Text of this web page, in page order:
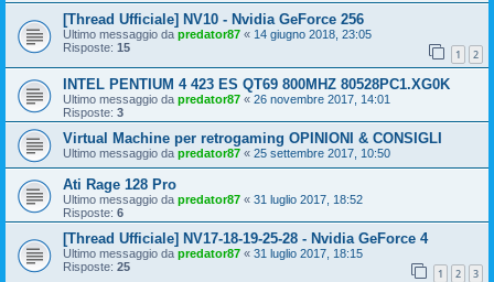
[Thread Ufficiale] NV10 - Nvidia GeForce 256
Ultimo messaggio da predator87 « 14 giugno 2018, 23:05
Risposte: 15 1 2
INTEL PENTIUM 4 423 ES QT69 800MHZ 80528PC1.XG0K
Ultimo messaggio da predator87 « 26 novembre 2017, 14:01
Risposte: 3
Virtual Machine per retrogaming OPINIONI & CONSIGLI
Ultimo messaggio da predator87 « 25 settembre 2017, 10:50
Ati Rage 128 Pro
Ultimo messaggio da predator87 « 31 luglio 2017, 18:52
Risposte: 6
[Thread Ufficiale] NV17-18-19-25-28 - Nvidia GeForce 4
Ultimo messaggio da predator87 « 31 luglio 2017, 18:15
Risposte: 25 1 2 3